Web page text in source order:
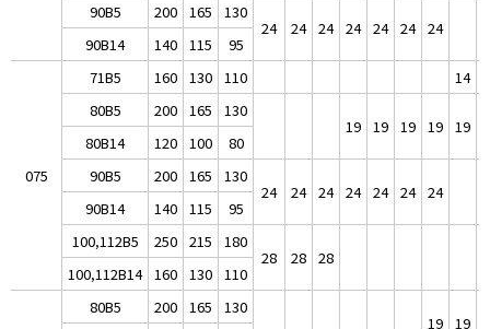
90B5
200 165 130
24 24 24 24 24 24 24
90B14 140 115 95
075
71B5 160 130 110 14
80B5
200 165 130
19 19 19 19 19
80B14 120 100
80
90B5
200 165 130
24 24 24 24 24 24 24
90B14 140 115
95
100,112B5
250 215 180
28 28 28
100,112B14 160 130 110
80B5 200 165 130
19 19